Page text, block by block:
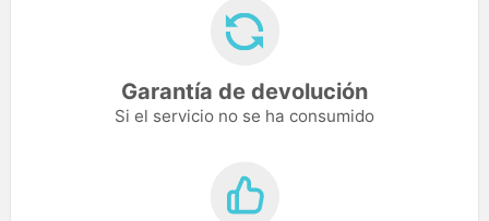
Garantía de devolución
Si el servicio no se ha consumido